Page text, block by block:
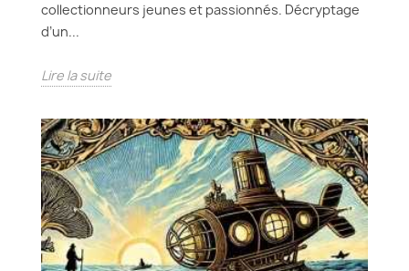
collectionneurs jeunes et passionnés. Décryptage
d’un...
Lire la suite